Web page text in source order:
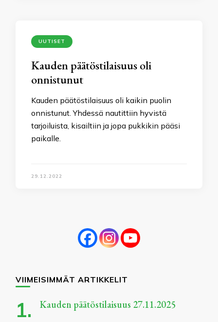
UUTISET
Kauden päätöstilaisuus oli
onnistunut
Kauden päätöstilaisuus oli kaikin puolin
onnistunut. Yhdessä nautittiin hyvistä
tarjoiluista, kisailtiin ja jopa pukkikin pääsi
paikalle.
29.12.2022
VIIMEISIMMÄT ARTIKKELIT
Kauden päätöstilaisuus 27.11.2025